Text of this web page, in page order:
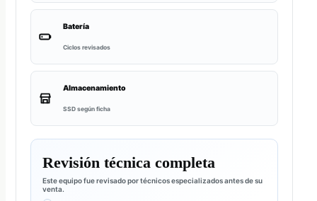
Batería
Ciclos revisados
Almacenamiento
SSD según ficha
Revisión técnica completa
Este equipo fue revisado por técnicos especializados antes de su
venta.